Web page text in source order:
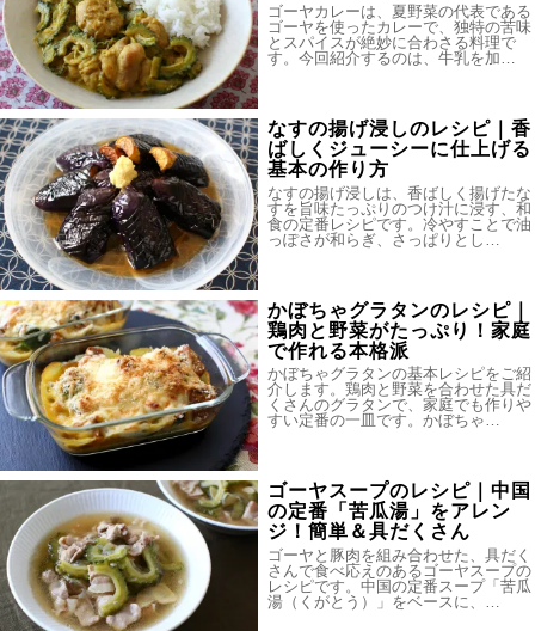
ゴーヤカレーは、夏野菜の代表である
ゴーヤを使ったカレーで、独特の苦味
とスパイスが絶妙に合わさる料理で
す。今回紹介するのは、牛乳を加…
なすの揚げ浸しのレシピ｜香
ばしくジューシーに仕上げる
基本の作り方
なすの揚げ浸しは、香ばしく揚げたな
すを旨味たっぷりのつけ汁に浸す、和
食の定番レシピです。冷やすことで油
っぽさが和らぎ、さっぱりとし…
かぼちゃグラタンのレシピ｜
鶏肉と野菜がたっぷり！家庭
で作れる本格派
かぼちゃグラタンの基本レシピをご紹
介します。鶏肉と野菜を合わせた具だ
くさんのグラタンで、家庭でも作りや
すい定番の一皿です。かぼちゃ…
ゴーヤスープのレシピ｜中国
の定番「苦瓜湯」をアレン
ジ！簡単＆具だくさん
ゴーヤと豚肉を組み合わせた、具だく
さんで食べ応えのあるゴーヤスープの
レシピです。中国の定番スープ「苦瓜
湯（くがとう）」をベースに、…